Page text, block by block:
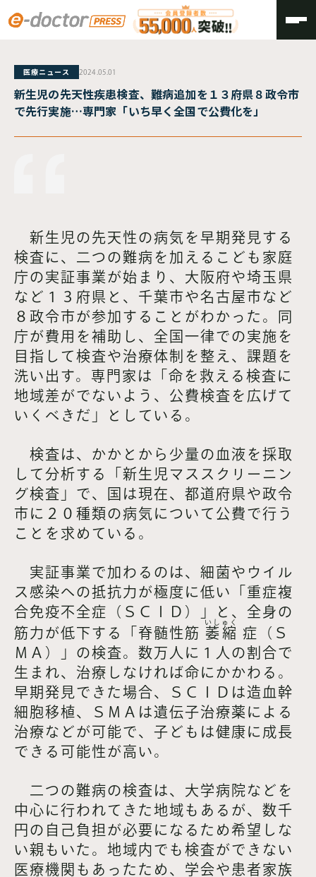
TOP
医療ニュース 2024.05.01
新生児の先天性疾患検査、難病追加を１３府県８政令市
で先行実施…専門家「いち早く全国で公費化を」
新生児の先天性の病気を早期発見する
検査に、二つの難病を加えるこども家庭
庁の実証事業が始まり、大阪府や埼玉県
など１３府県と、千葉市や名古屋市など
８政令市が参加することがわかった。同
庁が費用を補助し、全国一律での実施を
目指して検査や治療体制を整え、課題を
洗い出す。専門家は「命を救える検査に
地域差がでないよう、公費検査を広げて
いくべきだ」としている。
検査は、かかとから少量の血液を採取
して分析する「新生児マススクリーニン
グ検査」で、国は現在、都道府県や政令
市に２０種類の病気について公費で行う
ことを求めている。
実証事業で加わるのは、細菌やウイル
ス感染への抵抗力が極度に低い「重症複
合免疫不全症（ＳＣＩＤ）」と、全身の
筋力が低下する「脊髄性筋 萎縮
いしゅく
症（Ｓ
ＭＡ）」の検査。数万人に１人の割合で
生まれ、治療しなければ命にかかわる。
早期発見できた場合、ＳＣＩＤは造血幹
細胞移植、ＳＭＡは遺伝子治療薬による
治療などが可能で、子どもは健康に成長
できる可能性が高い。
二つの難病の検査は、大学病院などを
中心に行われてきた地域もあるが、数千
円の自己負担が必要になるため希望しな
い親もいた。地域内でも検査ができない
医療機関もあったため、学会や患者家族